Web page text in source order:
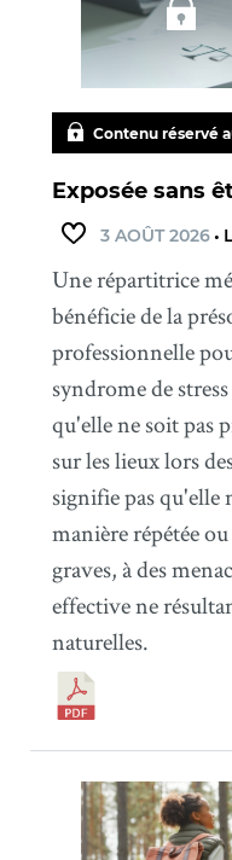
Contenu réservé
Exposée sans
3 AOÛT 2026•
Une répartitrice
bénéficie de la
professionnelle
syndrome de
qu'elle ne soit pas
sur les lieux lors
signifie pas qu'elle
manière répétée
graves, à des
effective ne
naturelles.